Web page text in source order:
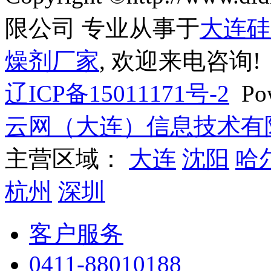
限公司 专业从事于大连
燥剂厂家, 欢迎来电咨询!
辽ICP备15011171号-2
云网（大连）信息技术有
主营区域： 大连 沈阳 哈
杭州 深圳
客户服务
0411-88010188